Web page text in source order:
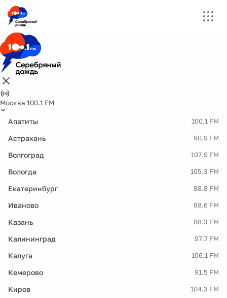
Москва 100.1 FM
Апатиты 100.1 FM
Астрахань 90.9 FM
Волгоград 107.9 FM
Вологда 105.3 FM
Екатеринбург 88.8 FM
Иваново 88.6 FM
Казань 88.3 FM
Калининград 97.7 FM
Калуга 106.1 FM
Кемерово 91.5 FM
Киров 104.3 FM